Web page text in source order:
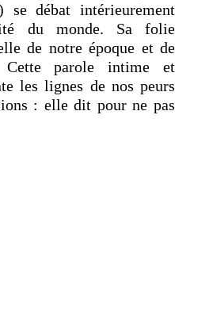
se débat intérieurement
du monde. Sa folie
de notre époque et de
Cette parole intime et
les lignes de nos peurs
: elle dit pour ne pas